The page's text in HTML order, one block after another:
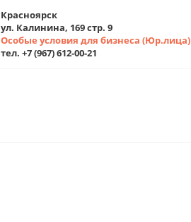
Красноярск
ул. Калинина, 169 стр. 9
Особые условия для бизнеса (Юр.лица)
тел. +7 (967) 612-00-21